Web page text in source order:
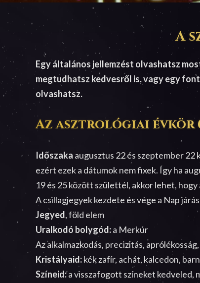
A
Egy általános jellemzést olvashatsz
megtudhatsz kedvesről is, vagy egy
olvashatsz.
Az asztrológiai évkör
Időszaka augusztus 22 és szeptember 22
ezért ezek a dátumok nem fixek. Így ha
19 és 25 között születtél, akkor lehet,
A csillagjegyek kezdete és vége a Nap
Jegyed, föld elem
Uralkodó bolygód:a Merkúr
Az alkalmazkodás, precizitás,
Kristályaid:kék zafír, achát, kalcedon,
Színeid:a visszafogott színeket kedveled,